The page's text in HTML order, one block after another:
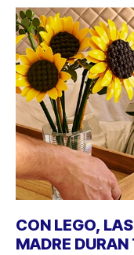
CON LEGO,
MADRE